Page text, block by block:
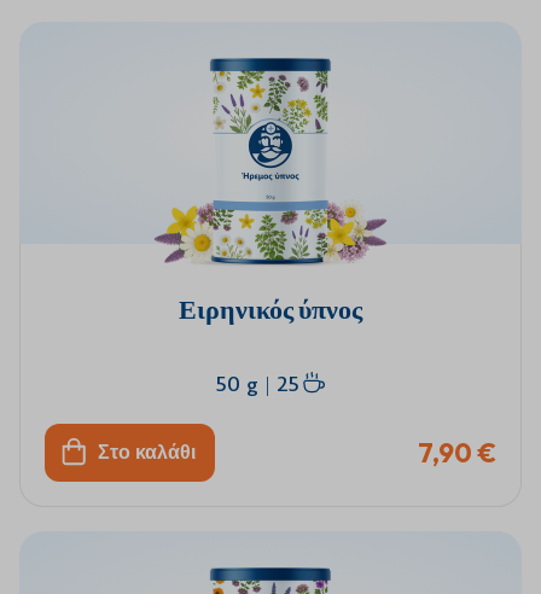
Ειρηνικός ύπνος
50 g | 25
Στο καλάθι 7,90 €